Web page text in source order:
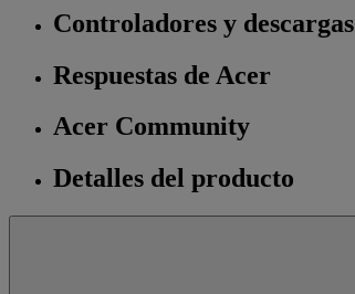
Controladores y descargas
Respuestas de Acer
Acer Community
Detalles del producto